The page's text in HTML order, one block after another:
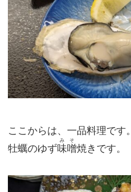
ここからは、一品料理です。
牡蠣のゆず味噌
みそ
焼きです。